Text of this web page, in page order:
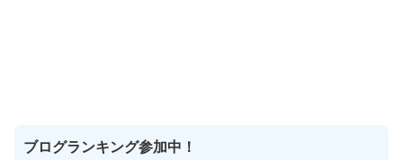
ブログランキング参加中！